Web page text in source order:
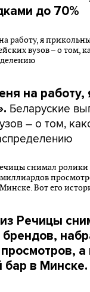
до 70%
на работу,
Беларуские
– о том,
Речицы
а
бар в Минске.